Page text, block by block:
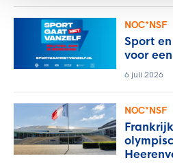
NOC*NSF
Sport
voor
6 juli 2026
NOC*NSF